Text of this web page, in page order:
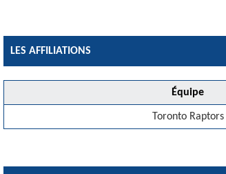
LES AFFILIATIONS
Équipe
Toronto Raptors